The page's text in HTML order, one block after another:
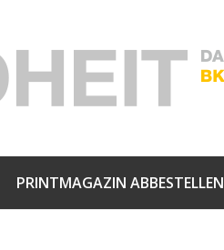
PRINTMAGAZIN ABBESTELLEN